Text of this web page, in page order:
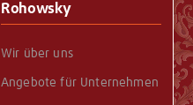
Rohowsky
Wir über uns
Angebote für Unternehmen